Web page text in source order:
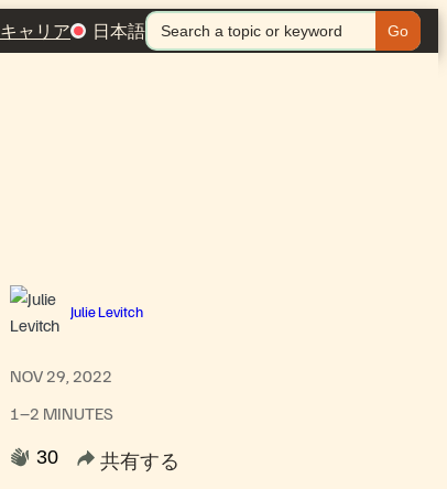
キャリア 日本語
Search
for:
Julie Levitch
NOV 29, 2022
1–2 MINUTES
30
共有する